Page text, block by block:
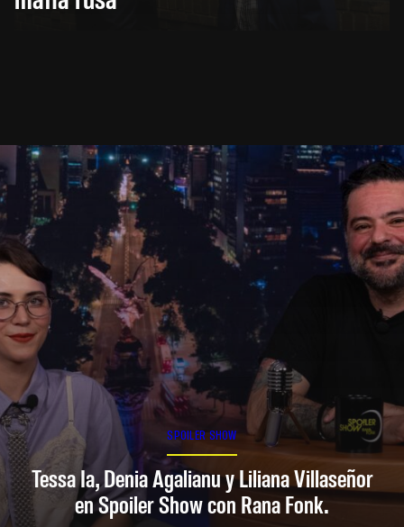
SPOILER SHOW
Tessa Ia, Denia Agalianu y Liliana Villaseñor
en Spoiler Show con Rana Fonk.